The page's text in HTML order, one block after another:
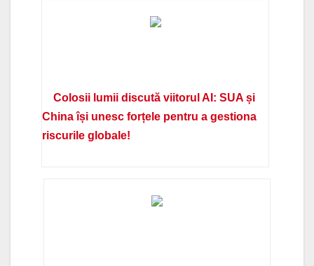
Colosii lumii discută viitorul AI: SUA și
China își unesc forțele pentru a gestiona
riscurile globale!